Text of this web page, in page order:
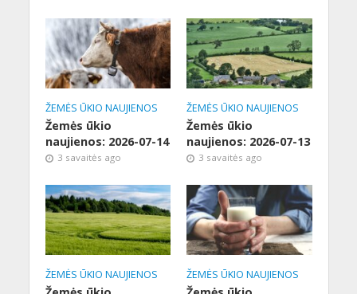
ŽEMĖS ŪKIO NAUJIENOS
Žemės ūkio
naujienos: 2026-07-14
3 savaitės ago
ŽEMĖS ŪKIO NAUJIENOS
Žemės ūkio
naujienos: 2026-07-13
3 savaitės ago
ŽEMĖS ŪKIO NAUJIENOS ŽEMĖS ŪKIO NAUJIENOS